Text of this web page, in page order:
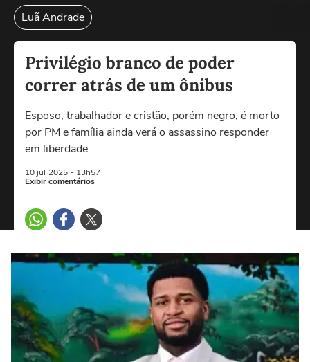
Luã Andrade
Privilégio branco de poder
correr atrás de um ônibus
Esposo, trabalhador e cristão, porém negro, é morto
por PM e família ainda verá o assassino responder
em liberdade
10 jul 2025 - 13h57
Exibir comentários